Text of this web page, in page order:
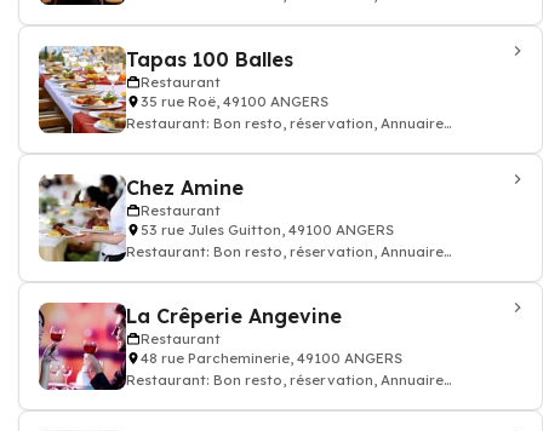
Tapas 100 Balles
Restaurant
35 rue Roë, 49100 ANGERS
Restaurant: Bon resto, réservation, Annuaire
Chez Amine
Restaurant
53 rue Jules Guitton, 49100 ANGERS
Restaurant: Bon resto, réservation, Annuaire
La Crêperie Angevine
Restaurant
48 rue Parcheminerie, 49100 ANGERS
Restaurant: Bon resto, réservation, Annuaire